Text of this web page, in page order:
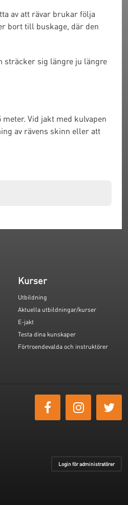
av att rävar brukar följa
bort till buskage, där den
sträcker sig längre ju längre
Vid jakt med kulvapen
av rävens skinn eller att
Kurser
Utbildning
Aktuella utbildningar/kurser
E-jakt
Testa dina kunskaper
Förtroendevalda och instruktörer
Login för administratörer